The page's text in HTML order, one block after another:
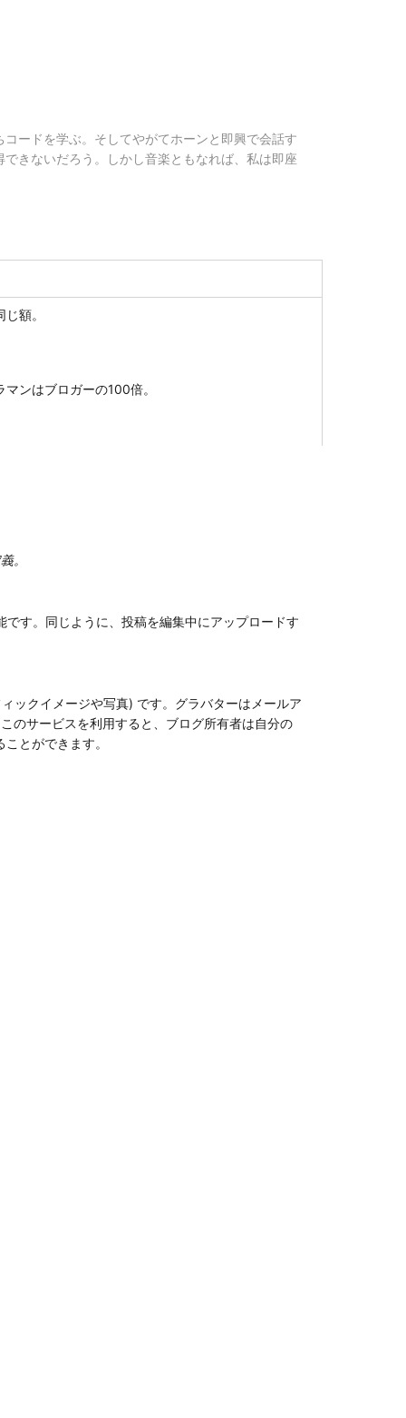
ードを学ぶ。そしてやがてホーンと即興で会話す
きないだろう。しかし音楽ともなれば、私は即座
額。
ンはブロガーの100倍。
。
す。同じように、投稿を編集中にアップロードす
ックイメージや写真) です。グラバターはメールア
のサービスを利用すると、ブログ所有者は自分の
とができます。